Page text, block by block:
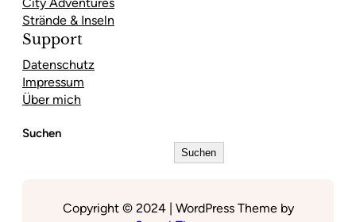
Strände & Inseln
Support
Datenschutz
Impressum
Über mich
Suchen
Suchen
Copyright © 2024 | WordPress Theme by